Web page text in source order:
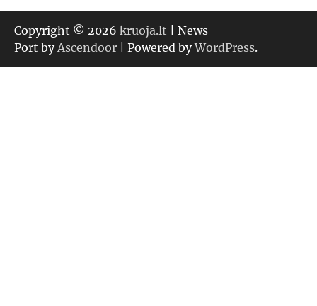
Copyright © 2026 kruoja.lt | News
Port by Ascendoor | Powered byWordPress.